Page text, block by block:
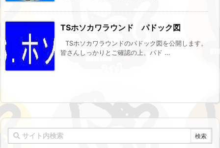
TSホソカワラウンド パドック図
TSホソカワラウンドのパドック図を公開します。
皆さんしっかりとご確認の上、パド ...